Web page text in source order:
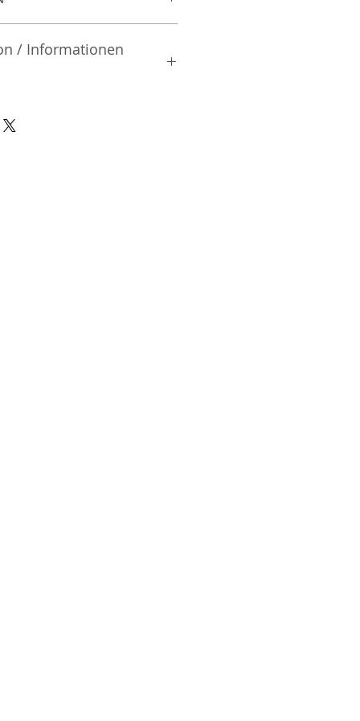
/ Informationen